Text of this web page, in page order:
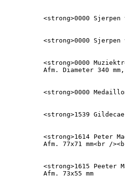
<strong>0000
<strong>0000
<strong>0000
Afm. Diameter 340
<strong>0000
<strong>1539
<strong>1614 Peter
Afm. 77x71 mm<br /
<strong>1615 Peeter
Afm. 73x55 mm